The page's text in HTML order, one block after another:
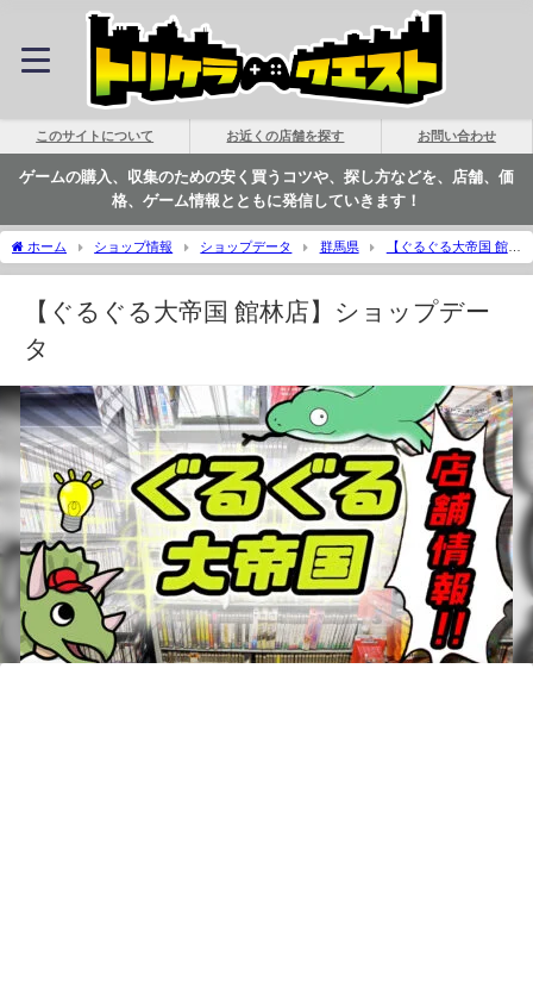
このサイトについて お近くの店舗を探す お問い合わせ
ゲームの購入、収集のための安く買うコツや、探し方などを、店舗、価
格、ゲーム情報とともに発信していきます！
ホーム ショップ情報 ショップデータ 群馬県
【ぐるぐる大帝国 館林
店】ショップデータ | トリケラクエスト
【ぐるぐる大帝国 館林店】ショップデー
タ